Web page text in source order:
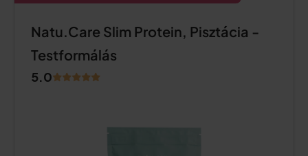
Natu.Care Slim Protein, Pisztácia -
Testformálás
5.0